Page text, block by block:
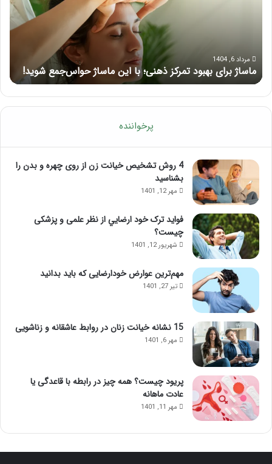
حواس‌جمع
شوید!
مرداد 6, 1404
ماساژ برای بهبود تمرکز ذهنی؛ با این ماساژ حواس‌جمع شوید!
لب
بعد
از
پرخواننده
4 روش تشخیص خیانت زن از روی چهره و بدن را
بشناسید
مهر 12, 1401
فواید ترک خود ارضايي از نظر علمی و پزشکی
چیست؟
شهریور 12, 1401
مهم‌ترین عوارض خودارضایی که باید بدانید
تیر 27, 1401
15 نشانه خیانت زنان در روابط عاشقانه و زناشویی
مهر 6, 1401
پریود چیست؟ همه چیز در رابطه با قاعدگی یا
عادت ماهانه
مهر 11, 1401